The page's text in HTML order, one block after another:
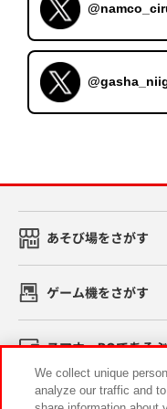
あそび場をさがす
ゲーム機をさがす
スマホ・PCであそぶ
イベント・キャンペ
We collect unique
analyze our traffic and